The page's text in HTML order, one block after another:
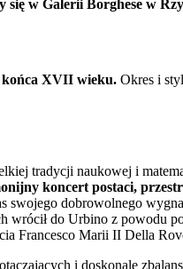
się w Galerii Borghese w
końca XVII wieku. Okres i
tradycji naukowej i
koncert postaci,
swojego dobrowolnego
wrócił do Urbino z powodu
Francesco Marii II Della
i doskonale